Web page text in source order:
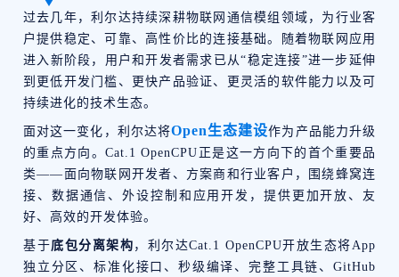
过去几年，利尔达持续深耕物联网通信模组领域，为行业客
户提供稳定、可靠、高性价比的连接基础。随着物联网应用
进入新阶段，用户和开发者需求已从“稳定连接”进一步延伸
到更低开发门槛、更快产品验证、更灵活的软件能力以及可
持续进化的技术生态。
面对这一变化，利尔达将Open生态建设作为产品能力升级
的重点方向。Cat.1 OpenCPU正是这一方向下的首个重要品
类——面向物联网开发者、方案商和行业客户，围绕蜂窝连
接、数据通信、外设控制和应用开发，提供更加开放、友
好、高效的开发体验。
基于底包分离架构 ，利尔达Cat.1 OpenCPU开放生态将App
独立分区、标准化接口、秒级编译、完整工具链、GitHub